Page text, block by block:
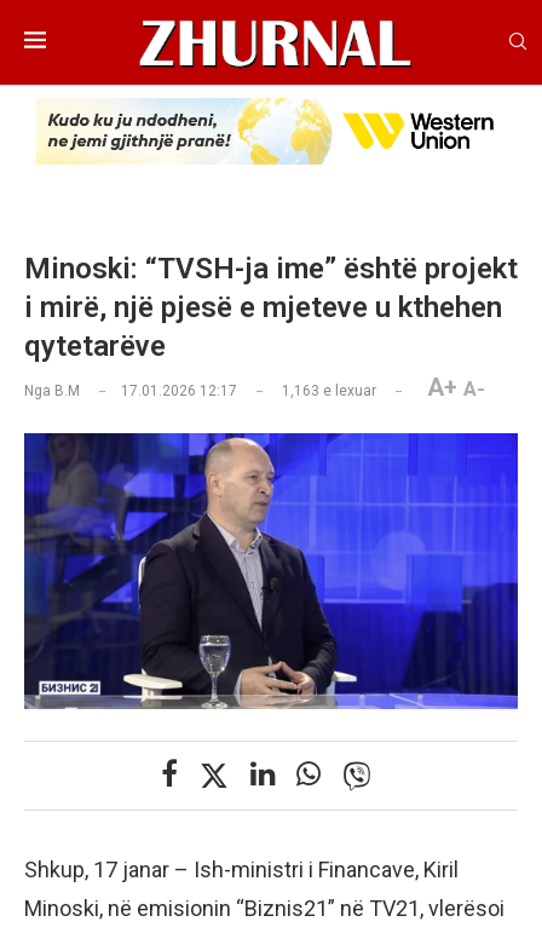
Minoski: “TVSH-ja ime” është projekt
i mirë, një pjesë e mjeteve u kthehen
qytetarëve
Nga B.M 17.01.2026 12:17 1,163 e lexuar A+ A-
Shkup, 17 janar – Ish-ministri i Financave, Kiril
Minoski, në emisionin “Biznis21” në TV21, vlerësoi